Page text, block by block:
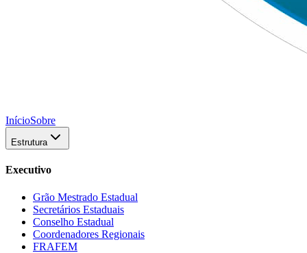
InícioSobre
Estrutura
Executivo
Grão Mestrado Estadual
Secretários Estaduais
Conselho Estadual
Coordenadores Regionais
FRAFEM